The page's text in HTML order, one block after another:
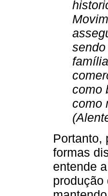
como
como
Portanto,
formas
entende
produção